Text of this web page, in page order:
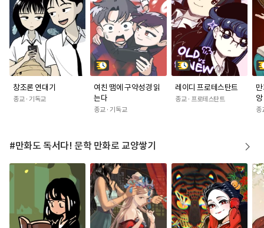
창조론 연대기
종교 · 기독교
여친 땜에 구약성경 읽
는다
종교 · 기독교
레이디 프로테스탄트
종교 · 프로테스탄트
종
#만화도 독서다! 문학 만화로 교양쌓기